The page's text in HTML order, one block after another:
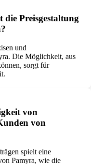
Preisgestaltung
und
Die Möglichkeit, aus
sorgt für
von
von
spielt eine
Pamyra, wie die